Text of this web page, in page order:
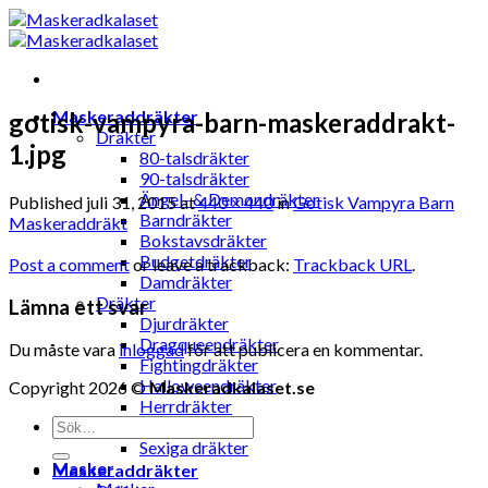
Skip
to
Maskeraddräkter
Dräkter
80-talsdräkter
90-talsdräkter
Ängel- & Demondräkter
Barndräkter
Bokstavsdräkter
Budgetdräkter
Damdräkter
Dräkter
Djurdräkter
Dragqueendräkter
Fightingdräkter
Halloweendräkter
Herrdräkter
Sexiga dräkter
Masker
gotisk-vampyra-barn-maskeraddrakt-
1.jpg
Published juli 31, 2015at440 × 440inGotisk Vampyra Barn
Maskeraddräkt
Post a commentor leave a trackback: Trackback URL.
Lämna ett svar
Du måste vara inloggadför att publicera en kommentar.
Copyright 2026 ©Maskeradkalaset.se
Sök
efter:
Maskeraddräkter